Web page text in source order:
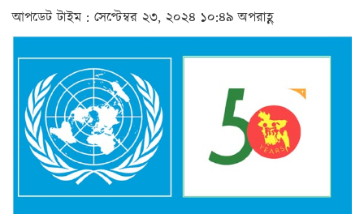
আপডেট টাইম : সেপ্টেম্বর ২৩, ২০২৪ ১০:৪৯ অপরাহ্ণ